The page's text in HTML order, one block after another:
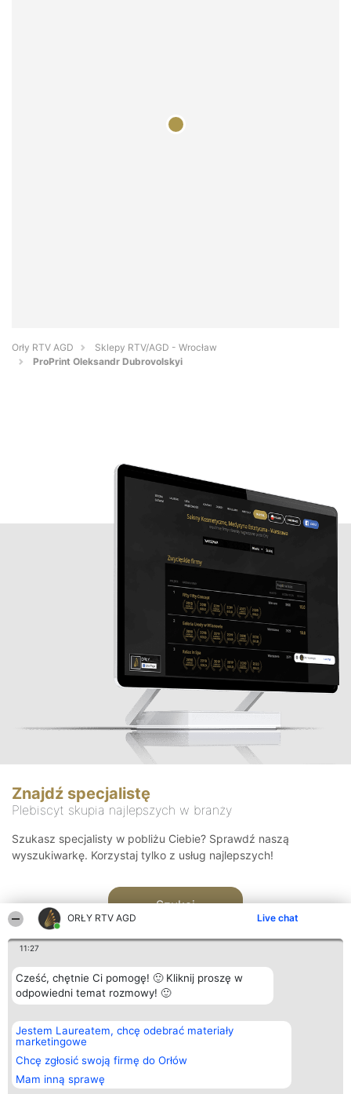
ORŁY RTV AGD Live chat
11:27
Cześć, chętnie Ci pomogę! 🙂 Kliknij proszę w
odpowiedni temat rozmowy! 🙂
Jestem Laureatem, chcę odebrać materiały
marketingowe
Chcę zgłosić swoją firmę do Orłów
Mam inną sprawę
Orły RTV AGD
Sklepy RTV/AGD - Wrocław
ProPrint Oleksandr Dubrovolskyi
Znajdź specjalistę
Plebiscyt skupia najlepszych w branży
Szukasz specjalisty w pobliżu Ciebie? Sprawdź naszą
wyszukiwarkę. Korzystaj tylko z usług najlepszych!
Szukaj
Organizator plebiscytu
Bright Side Solutions sp. z o.
o. sp. k.
ul. Ruska 22
Wrocław 50-079
KRS 0000749100 | Regon
381313360 | NIP 8943132676
Plebiscyt
Laureaci
wszystkich
Laureatów
Regulamin
Kontakt
Kontakt